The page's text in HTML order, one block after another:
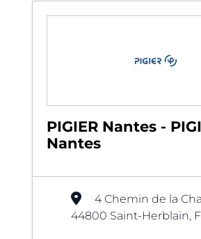
PIGIER Nantes -
Nantes
4 Chemin de la
44800 Saint-Herblain,